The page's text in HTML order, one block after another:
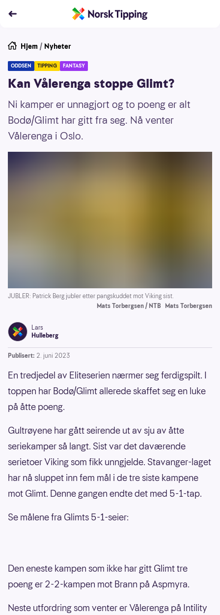
Hjem / Nyheter
ODDSEN TIPPING FANTASY
Kan Vålerenga stoppe Glimt?
Ni kamper er unnagjort og to poeng er alt
Bodø/Glimt har gitt fra seg. Nå venter
Vålerenga i Oslo.
JUBLER: Patrick Berg jubler etter pangskuddet mot Viking sist.
Mats Torbergsen / NTB Mats Torbergsen
Lars
Hulleberg
Publisert: 2. juni 2023
En tredjedel av Eliteserien nærmer seg ferdigspilt. I
toppen har Bodø/Glimt allerede skaffet seg en luke
på åtte poeng.
Gultrøyene har gått seirende ut av sju av åtte
seriekamper så langt. Sist var det daværende
serietoer Viking som fikk unngjelde. Stavanger-laget
har nå sluppet inn fem mål i de tre siste kampene
mot Glimt. Denne gangen endte det med 5-1-tap.
Se målene fra Glimts 5-1-seier:
Den eneste kampen som ikke har gitt Glimt tre
poeng er 2-2-kampen mot Brann på Aspmyra.
Neste utfordring som venter er Vålerenga på Intility